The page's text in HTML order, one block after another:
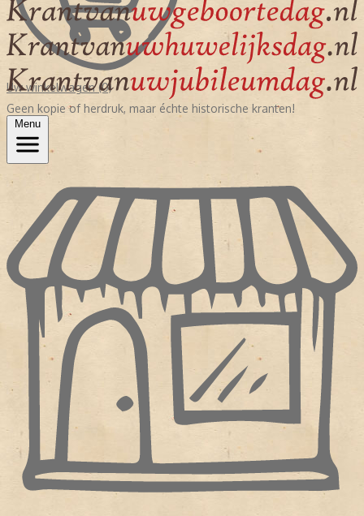
Uw winkelwagen (0)
Geen kopie of herdruk, maar échte historische kranten!
Menu